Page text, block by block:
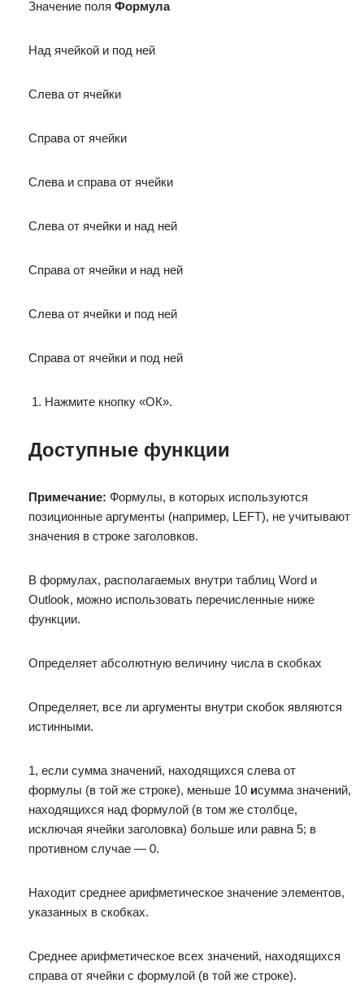
Значение поля Формула
Над ячейкой и под ней
Слева от ячейки
Справа от ячейки
Слева и справа от ячейки
Слева от ячейки и над ней
Справа от ячейки и над ней
Слева от ячейки и под ней
Справа от ячейки и под ней
Нажмите кнопку «ОК».
Доступные функции
Примечание: Формулы, в которых используются
позиционные аргументы (например, LEFT), не учитывают
значения в строке заголовков.
В формулах, располагаемых внутри таблиц Word и
Outlook, можно использовать перечисленные ниже
функции.
Определяет абсолютную величину числа в скобках
Определяет, все ли аргументы внутри скобок являются
истинными.
1, если сумма значений, находящихся слева от
формулы (в той же строке), меньше 10 исумма значений,
находящихся над формулой (в том же столбце,
исключая ячейки заголовка) больше или равна 5; в
противном случае — 0.
Находит среднее арифметическое значение элементов,
указанных в скобках.
Среднее арифметическое всех значений, находящихся
справа от ячейки с формулой (в той же строке).